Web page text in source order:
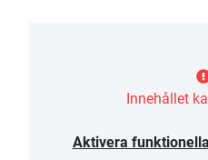
Innehållet
Aktivera